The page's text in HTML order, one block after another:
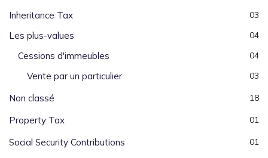
Inheritance Tax 03
Les plus-values 04
Cessions d'immeubles 04
Vente par un particulier 03
Non classé 18
Property Tax 01
Social Security Contributions 01